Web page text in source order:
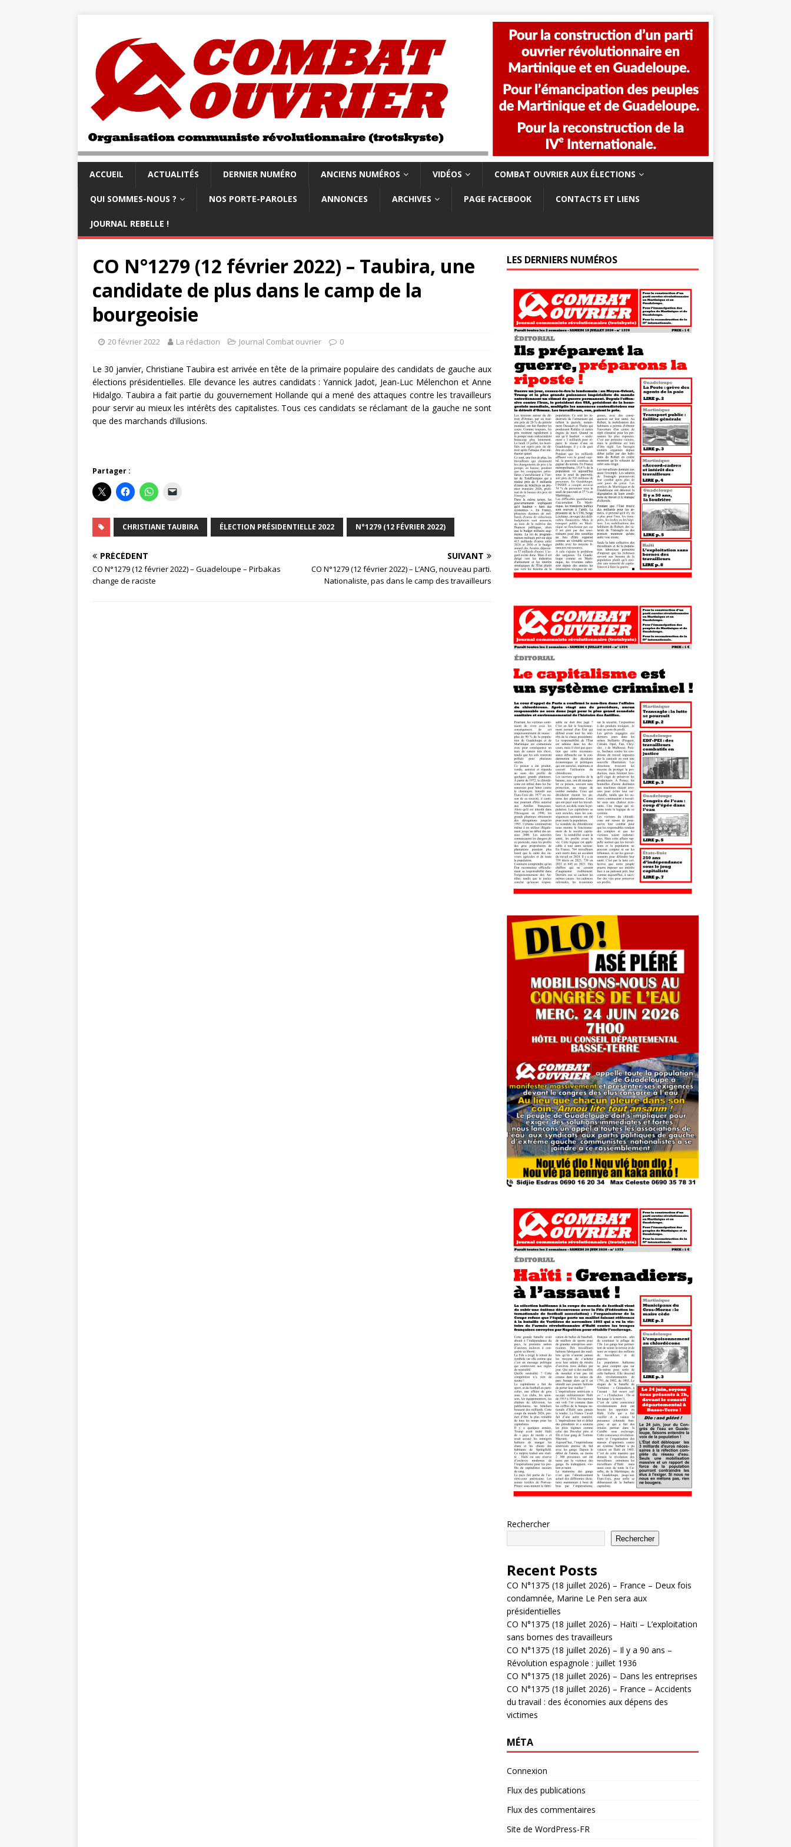
ACCUEIL ACTUALITÉS DERNIER NUMÉRO ANCIENS NUMÉROS VIDÉOS COMBAT OUVRIER AUX ÉLECTIONS
QUI SOMMES-NOUS ? NOS PORTE-PAROLES ANNONCES ARCHIVES PAGE FACEBOOK CONTACTS ET LIENS
JOURNAL REBELLE !
CO N°1279 (12 février 2022) – Taubira, une
candidate de plus dans le camp de la
bourgeoisie
20 février 2022 La rédaction Journal Combat ouvrier 0
Le 30 janvier, Christiane Taubira est arrivée en tête de la primaire populaire des candidats de gauche aux
élections présidentielles. Elle devance les autres candidats : Yannick Jadot, Jean-Luc Mélenchon et Anne
Hidalgo. Taubira a fait partie du gouvernement Hollande qui a mené des attaques contre les travailleurs
pour servir au mieux les intérêts des capitalistes. Tous ces candidats se réclamant de la gauche ne sont
que des marchands d’illusions.
Partager :
CHRISTIANE TAUBIRA ÉLECTION PRÉSIDENTIELLE 2022 N°1279 (12 FÉVRIER 2022)
PRÉCÉDENT
CO N°1279 (12 février 2022) – Guadeloupe – Pirbakas
change de raciste
SUIVANT
CO N°1279 (12 février 2022) – L’ANG, nouveau parti.
Nationaliste, pas dans le camp des travailleurs
LES DERNIERS NUMÉROS
Rechercher
Rechercher
Recent Posts
CO N°1375 (18 juillet 2026) – France – Deux fois
condamnée, Marine Le Pen sera aux
présidentielles
CO N°1375 (18 juillet 2026) – Haïti – L’exploitation
sans bornes des travailleurs
CO N°1375 (18 juillet 2026) – Il y a 90 ans –
Révolution espagnole : juillet 1936
CO N°1375 (18 juillet 2026) – Dans les entreprises
CO N°1375 (18 juillet 2026) – France – Accidents
du travail : des économies aux dépens des
victimes
MÉTA
Connexion
Flux des publications
Flux des commentaires
Site de WordPress-FR